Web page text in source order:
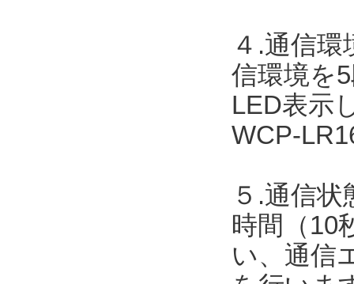
４.通信
信環境を
LED表示
WCP-
５.通信
時間（10
い、通信